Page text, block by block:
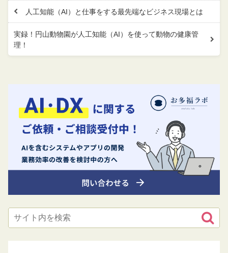
人工知能（AI）と仕事をする最先端なビジネス現場とは
実録！円山動物園が人工知能（AI）を使って動物の健康管
理！